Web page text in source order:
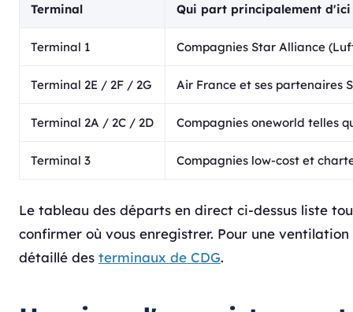
Terminal Qui part principalement d'ici
Terminal 1 Compagnies Star Alliance
Terminal 2E / 2F / 2G Air France et ses partenaires
Terminal 2A / 2C / 2D Compagnies oneworld telles
Terminal 3 Compagnies low-cost et
Le tableau des départs en direct ci-dessus liste
confirmer où vous enregistrer. Pour une
détaillé des terminaux de CDG.